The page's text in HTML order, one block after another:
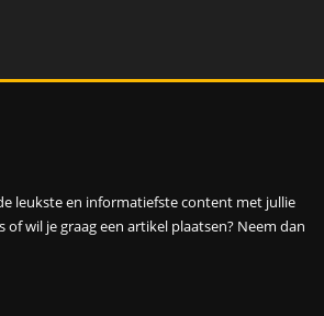
leukste en informatiefste content met jullie
of wil je graag een artikel plaatsen? Neem dan